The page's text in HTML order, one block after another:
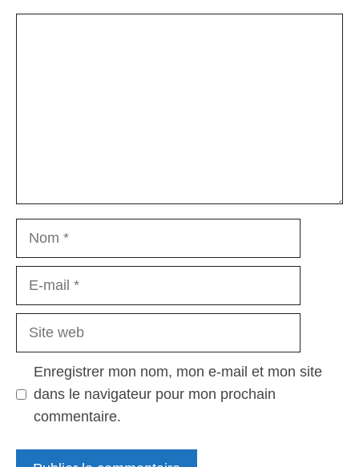
Nom
Site
Enregistrer mon nom, mon e-mail et mon site
dans le navigateur pour mon prochain
commentaire.